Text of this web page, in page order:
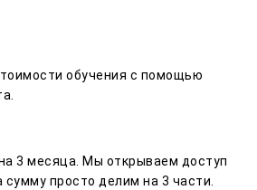
обучения с помощью
вычета.
3 месяца. Мы открываем доступ
сумму просто делим на 3 части.